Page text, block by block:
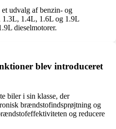
udvalg af benzin- og
1.3L, 1.4L, 1.6L og 1.9L
dieselmotorer.
blev introduceret
biler i sin klasse, der
brændstofindsprøjtning og
og reducere